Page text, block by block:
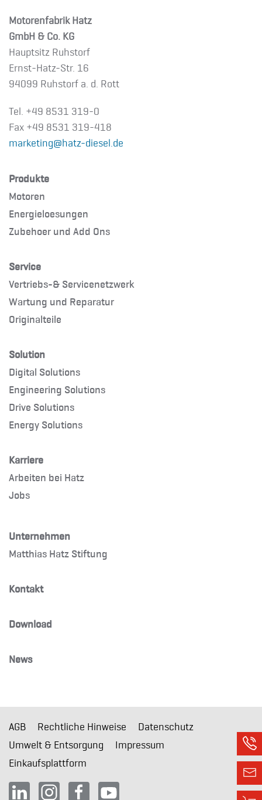
Motorenfabrik Hatz
GmbH & Co. KG
Hauptsitz Ruhstorf
Ernst-Hatz-Str. 16
94099 Ruhstorf a. d. Rott
Tel. +49 8531 319-0
Fax +49 8531 319-418
marketing@hatz-diesel.de
Produkte
Motoren
Energieloesungen
Zubehoer und Add Ons
Service
Vertriebs-& Servicenetzwerk
Wartung und Reparatur
Originalteile
Solution
Digital Solutions
Engineering Solutions
Drive Solutions
Energy Solutions
Karriere
Arbeiten bei Hatz
Jobs
Unternehmen
Matthias Hatz Stiftung
Kontakt
Download
News
AGB Rechtliche Hinweise
Datenschutz
Umwelt & Entsorgung
Impressum
Einkaufsplattform